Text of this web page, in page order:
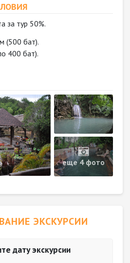
за тур 50%.
(500 бат).
400 бат).
еще 4 фото
ЭКСКУРСИИ
дату экскурсии